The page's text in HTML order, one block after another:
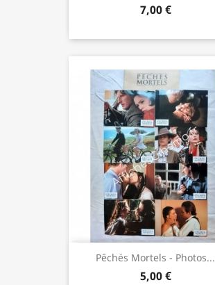
7,00 €
Pêchés Mortels - Photos...
5,00 €